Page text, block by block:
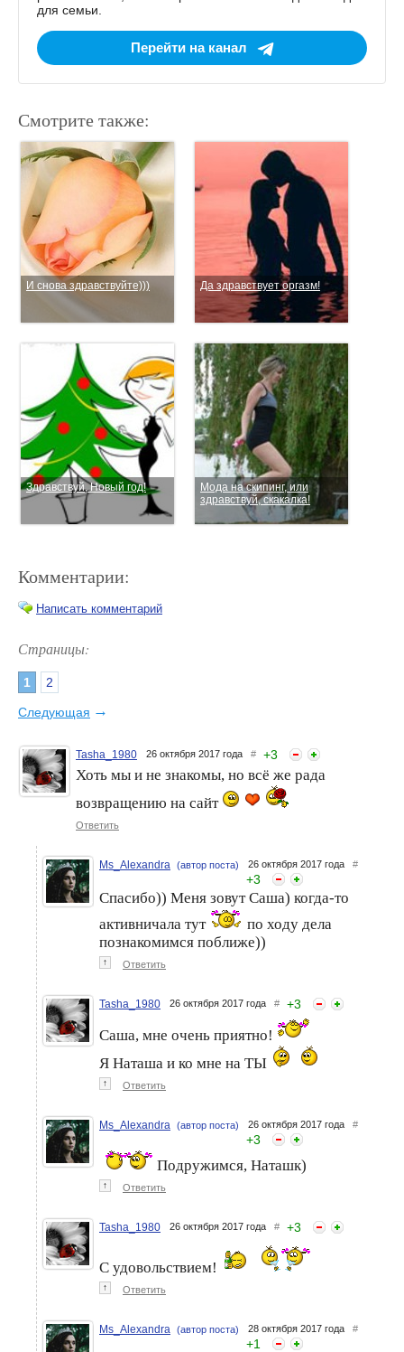
для семьи.
Перейти на канал
Смотрите также:
И снова здравствуйте))) Да здравствует оргазм!
Здравствуй, Новый год!
Мода на скипинг, или
здравствуй, скакалка!
Да здравствует мыло
Да здравствует мыло
душистое: кастильское,
марсельское, наблусское
И снова здравствуйте)
Комментарии:
Написать комментарий
Страницы:
1 2
Следующая →
Tasha_1980 26 октября 2017 года # +3
Хоть мы и не знакомы, но всё же рада
возвращению на сайт
Ответить
Ms_Alexandra (автор поста) 26 октября 2017 года #
+3
Спасибо)) Меня зовут Саша) когда-то
активничала тут
по ходу дела
познакомимся поближе))
↑ Ответить
Tasha_1980 26 октября 2017 года # +3
Саша, мне очень приятно!
Я Наташа и ко мне на ТЫ
↑ Ответить
Ms_Alexandra (автор поста) 26 октября 2017 года #
+3
Подружимся, Наташк)
↑ Ответить
Tasha_1980 26 октября 2017 года # +3
С удовольствием!
↑ Ответить
Ms_Alexandra (автор поста) 28 октября 2017 года #
+1